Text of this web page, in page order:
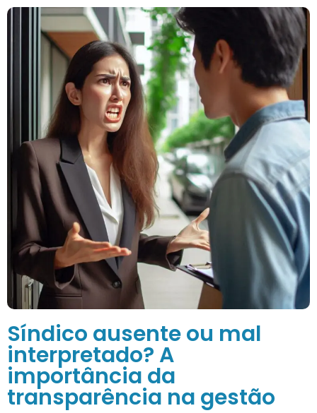
Síndico ausente ou mal
interpretado? A
importância da
transparência na gestão